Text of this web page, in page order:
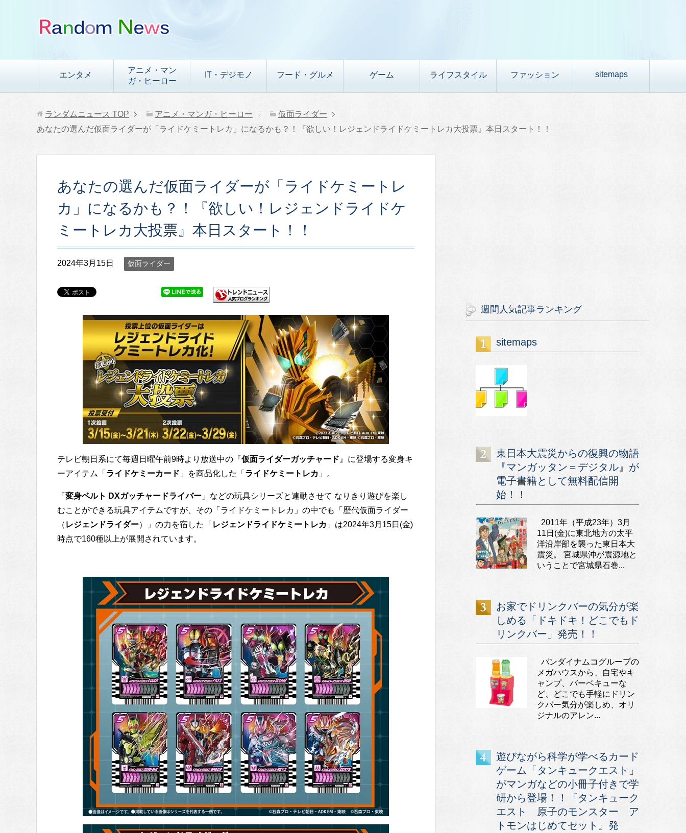
エンタメ
アニメ・マン
ガ・ヒーロー
IT・デジモノ フード・グルメ ゲーム ライフスタイル ファッション sitemaps
ランダムニュース TOP アニメ・マンガ・ヒーロー
仮面ライダー
あなたの選んだ仮面ライダーが「ライドケミートレカ」になるかも？！『欲しい！レジェンドライドケミートレカ大投票』本日スタート！！
あなたの選んだ仮面ライダーが「ライドケミートレ
カ」になるかも？！『欲しい！レジェンドライドケ
ミートレカ大投票』本日スタート！！
2024年3月15日 仮面ライダー
テレビ朝日系にて毎週日曜午前9時より放送中の『仮面ライダーガッチャード 』に登場する変身キ
ーアイテム「 ライドケミーカード 」を商品化した「 ライドケミートレカ 」。
「 変身ベルト DXガッチャードライバー 」などの玩具シリーズと連動させて なりきり遊びを楽し
むことができる玩具アイテムですが、その「ライドケミートレカ」の中でも「歴代仮面ライダー
（ レジェンドライダー）」の力を宿した「 レジェンドライドケミートレカ 」は2024年3月15日(金)
時点で160種以上が展開されています。
週間人気記事ランキング
sitemaps
東日本大震災からの復興の物語
『マンガッタン＝デジタル』が
電子書籍として無料配信開
始！！
2011年（平成23年）3月
11日(金)に東北地方の太平
洋沿岸部を襲った東日本大
震災。 宮城県沖が震源地と
いうことで宮城県石巻...
お家でドリンクバーの気分が楽
しめる「ドキドキ！どこでもド
リンクバー」発売！！
バンダイナムコグループの
メガハウスから、自宅やキ
ャンプ、バーベキューな
ど、どこでも手軽にドリン
クバー気分が楽しめ、オリ
ジナルのアレン...
遊びながら科学が学べるカード
ゲーム「タンキュークエスト」
がマンガなどの小冊子付きで学
研から登場！！『タンキューク
エスト 原子のモンスター ア
トモンはじめてセット』発